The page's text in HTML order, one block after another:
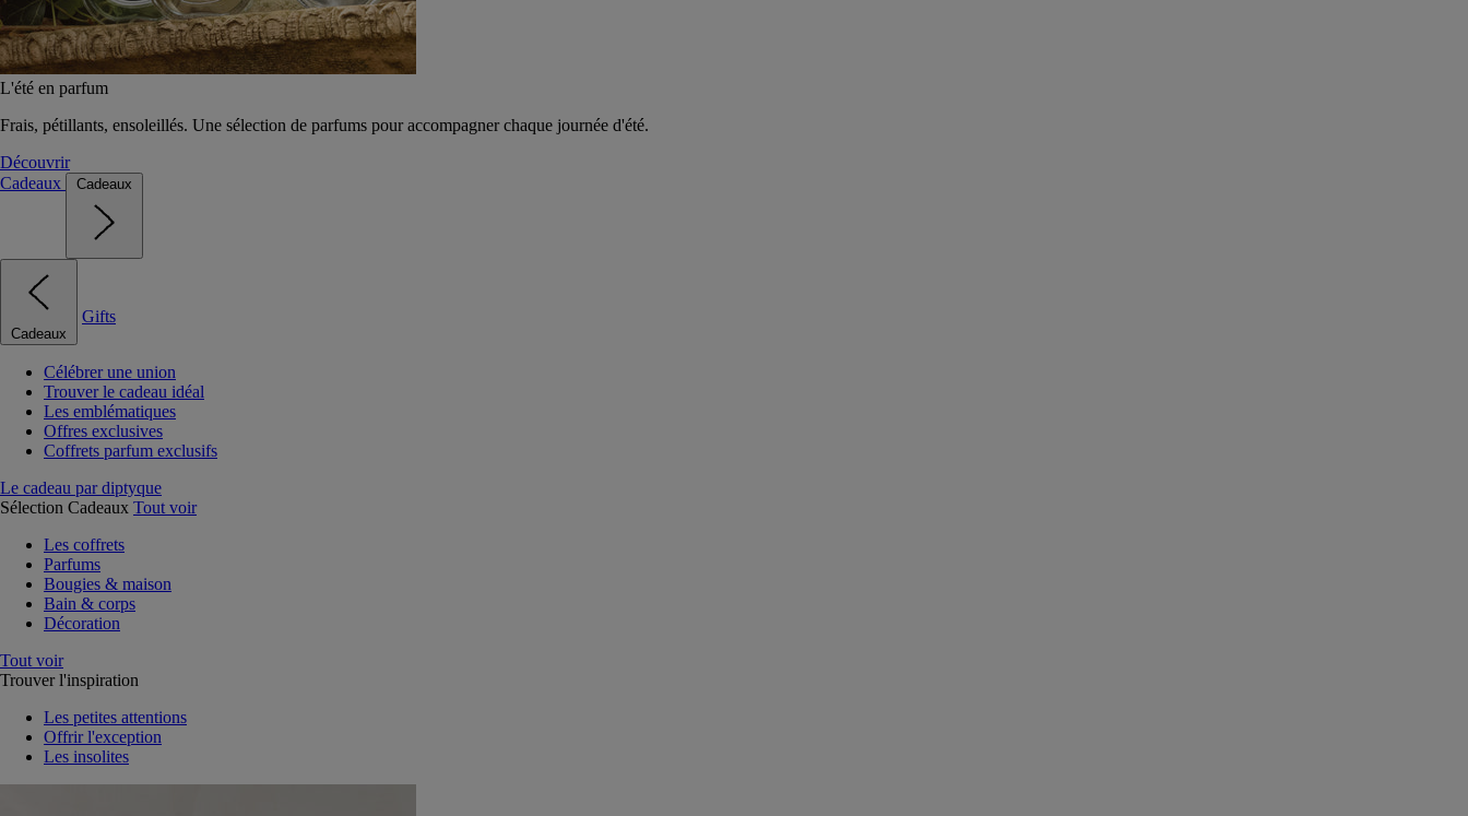
L'été en parfum
Frais, pétillants, ensoleillés. Une sélection de parfums pour accompagner chaque journée d'été.
Découvrir
Cadeaux
Cadeaux
Cadeaux
Gifts
Célébrer une union
Trouver le cadeau idéal
Les emblématiques
Offres exclusives
Coffrets parfum exclusifs
Le cadeau par diptyque
Sélection Cadeaux Tout voir
Les coffrets
Parfums
Bougies & maison
Bain & corps
Décoration
Tout voir
Trouver l'inspiration
Les petites attentions
Offrir l'exception
Les insolites